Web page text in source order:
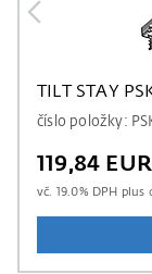
TILT STAY
číslo položky:
119,84 EUR
vč. 19.0% DPH plus